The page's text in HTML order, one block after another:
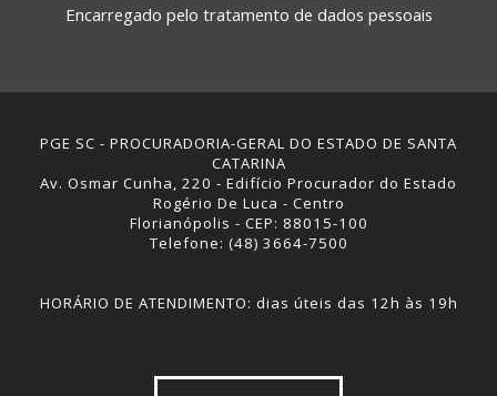
Encarregado pelo tratamento de dados pessoais
PGE SC - PROCURADORIA-GERAL DO ESTADO DE SANTA
CATARINA
Av. Osmar Cunha, 220 - Edifício Procurador do Estado
Rogério De Luca - Centro
Florianópolis - CEP: 88015-100
Telefone: (48) 3664-7500
HORÁRIO DE ATENDIMENTO: dias úteis das 12h às 19h